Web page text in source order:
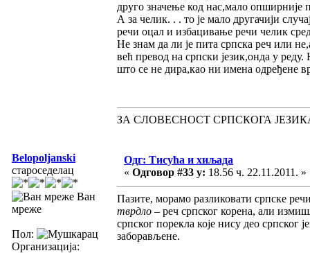
друго значење код нас,мало
А за челик. . . то је мало другачији
речи оцал и избацивање речи челик
Не знам да ли је пита српска реч или
већ превод на српски језик,онда у
што се не дира,као ни имена одређене
ЗА СЛОВЕСНОСТ СРПСКОГА
Belopoljanski
староседелац
Ван
мреже
Пол:
Организација:
Одг: Тисућа и хиљада
« Одговор #33 у: 18.56 ч. 22.11.2011. »
Пазите, морамо разликовати српске
тврдло – реч српског корена, али
српског порекла које нису део српског
заборављене.